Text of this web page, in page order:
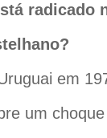
radicado
em
um